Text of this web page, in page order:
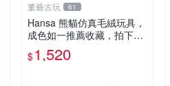
董爺古玩 61
Hansa 熊貓仿真毛絨玩具，
成色如一推薦收藏，拍下無
疑心 熊貓 毛絨玩具 收藏
$1,520